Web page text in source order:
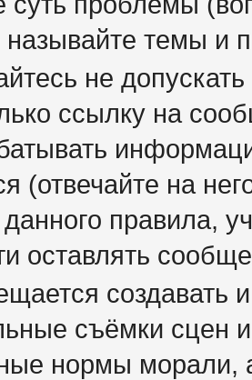
называйте темы
не
ссылку на
(отвечайте на
правила,
оставлять
создавать
съёмки сцен
нормы морали,